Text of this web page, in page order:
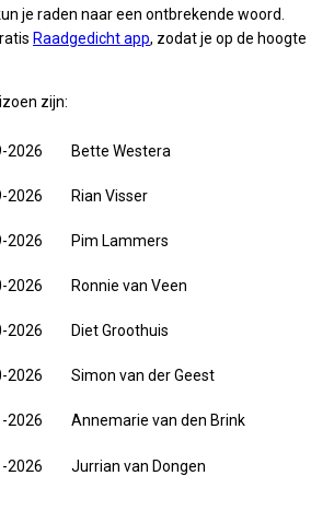
je raden naar een ontbrekende woord.
Raadgedicht app, zodat je op de hoogte
zijn:
2026 Bette Westera
2026 Rian Visser
2026 Pim Lammers
2026 Ronnie van Veen
2026 Diet Groothuis
2026 Simon van der Geest
2026 Annemarie van den Brink
2026 Jurrian van Dongen